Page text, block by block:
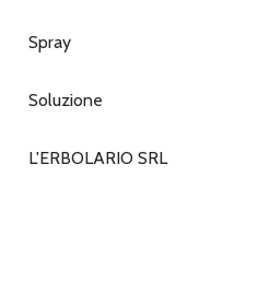
Spray
Soluzione
L'ERBOLARIO SRL